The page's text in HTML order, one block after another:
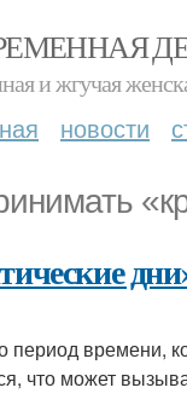
и жгучая
новости
период времени,
что может